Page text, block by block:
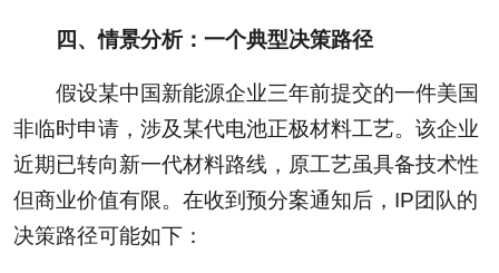
四、情景分析：一个典型决策路径
假设某中国新能源企业三年前提交的一件美国
非临时申请，涉及某代电池正极材料工艺。该企业
近期已转向新一代材料路线，原工艺虽具备技术性
但商业价值有限。在收到预分案通知后，IP团队的
决策路径可能如下：